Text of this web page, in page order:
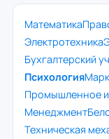
Математика
Электротехника
Бухгалтерский
Психология
Промышленное и
Менеджмент
Техническая